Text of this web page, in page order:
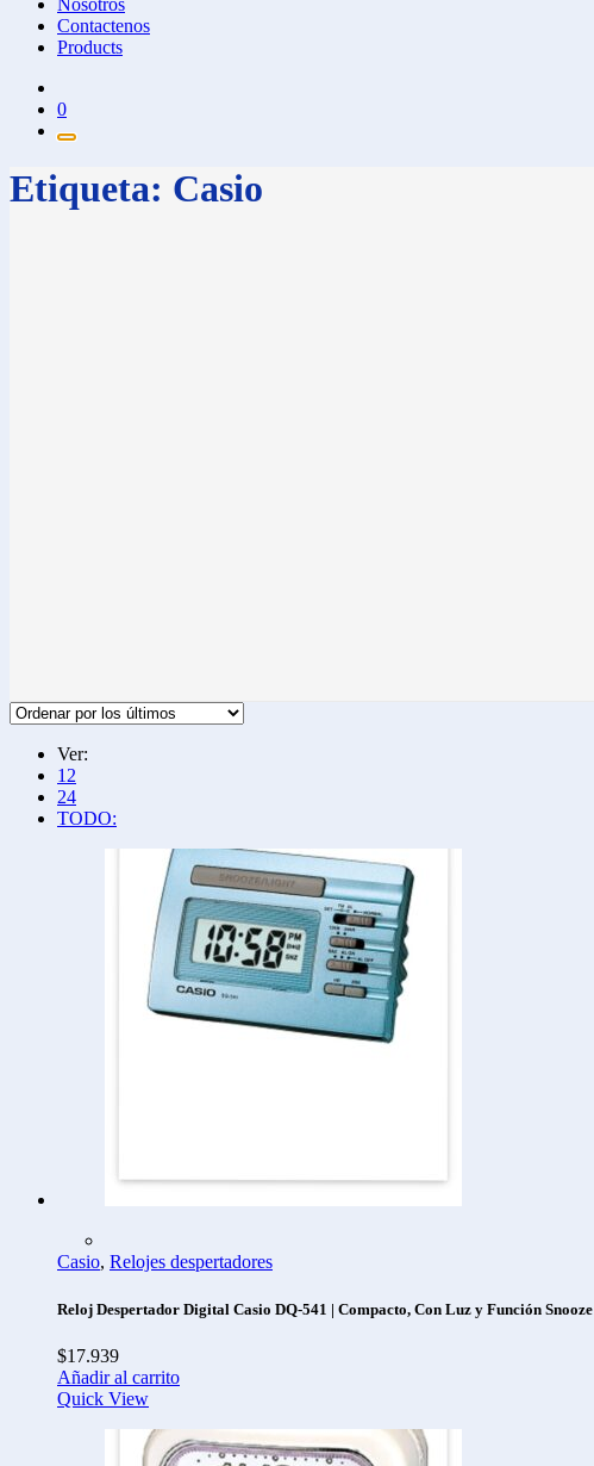
Nosotros
Contactenos
Products
0
Etiqueta: Casio
Ver:
12
24
TODO:
Casio, Relojes despertadores
Reloj Despertador Digital Casio DQ-541 | Compacto, Con Luz y Función Snooze
$17.939
Añadir al carrito
Quick View